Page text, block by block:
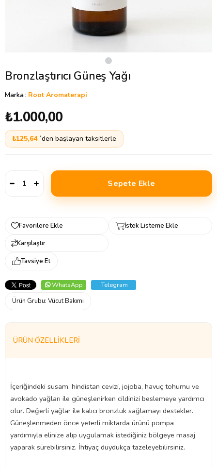
Bronzlaştırıcı Güneş Yağı
Marka: Root Aromaterapi
₺1.000,00
₺125,64 `den başlayan taksitlerle
Favorilere Ekle
İstek Listeme Ekle
Karşılaştır
Tavsiye Et
WhatsApp
Telegram
Ürün Grubu: Vücut Bakımı
ÜRÜN ÖZELLIKLERI
İçeriğindeki susam, hindistan cevizi, jojoba, havuç tohumu ve
avokado yağları ile güneşlenirken cildinizi beslemeye yardımcı
olur. Değerli yağlar ile kalıcı bronzluk sağlamayı destekler.
Güneşlenmeden önce yeterli miktarda ürünü pompa
yardımıyla elinize alıp uygulamak istediğiniz bölgeye masaj
yaparak sürebilirsiniz. İhtiyaç duydukça tazeleyebilirsiniz.